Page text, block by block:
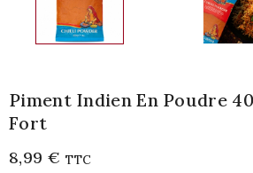
Piment Indien En Poudre
Fort
8,99 € TTC